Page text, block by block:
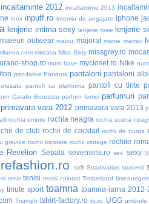
incaltaminte 2012 incaltaminte 2013
inox inpuff.ro interviu de angajare iphone
lenjerie intima sexy lenjerie rosie lenjerie
maieuri outwear maiou majorat mame mamici
mireasa Miss Sixty missgrey.ro
shop.ro must have mycloset.ro Nike
pandative Pandora pantaloni pantaloni albi
pantofi cu platforma pantofi cu tinte
Catalin Botezatu parfum femei parfumuri
primavara vara 2012 primavara vara 2013
rochia empire rochia neagra rochia scurta
de club rochii de cocktail rochii de nunta
gravide rochii tricotate rochii vintage rochite
Revelion Sepala sevensins.ro sex sexy
str8 Stradivarius studenti
tenis tenisi tenisi colorati Timberland
tinute sport toamna toamna-iarna 2012-
Triumph tshirt-factory.ro tu.ro UGG umbrele